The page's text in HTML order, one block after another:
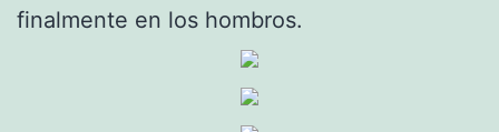
finalmente en los hombros.